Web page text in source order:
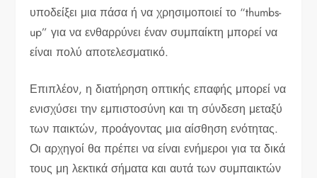
υποδείξει μια πάσα ή να χρησιμοποιεί το “thumbs-
up” για να ενθαρρύνει έναν συμπαίκτη μπορεί να
είναι πολύ αποτελεσματικό.
Επιπλέον, η διατήρηση οπτικής επαφής μπορεί να
ενισχύσει την εμπιστοσύνη και τη σύνδεση μεταξύ
των παικτών, προάγοντας μια αίσθηση ενότητας.
Οι αρχηγοί θα πρέπει να είναι ενήμεροι για τα δικά
τους μη λεκτικά σήματα και αυτά των συμπαικτών